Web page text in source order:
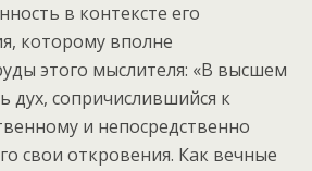
в контексте его
которому вполне
этого мыслителя: «В высшем
дух, сопричислившийся к
и непосредственно
свои откровения. Как вечные